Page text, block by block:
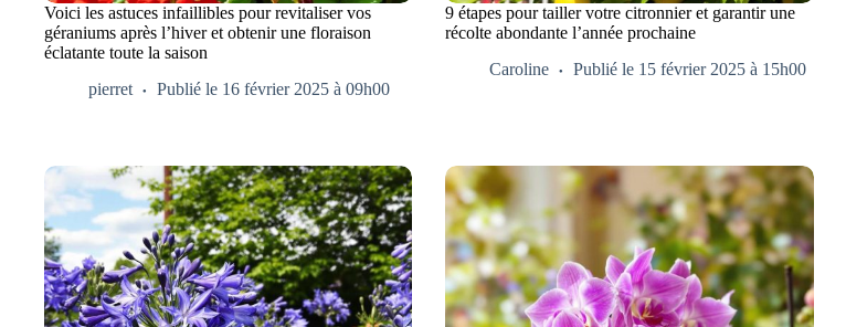
Voici les astuces infaillibles pour revitaliser vos
géraniums après l’hiver et obtenir une floraison
éclatante toute la saison
pierret
Publié le 16 février 2025 à 09h00
9 étapes pour tailler votre citronnier et garantir une
récolte abondante l’année prochaine
Caroline
Publié le 15 février 2025 à 15h00